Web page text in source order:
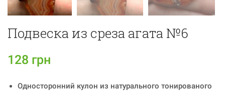
Подвеска из среза агата №6
128 грн
Односторонний кулон из натурального тонированого